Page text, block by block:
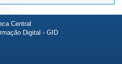
Central
Digital - GID